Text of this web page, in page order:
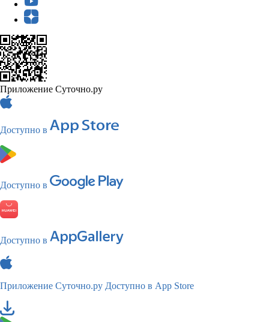
Приложение Суточно.ру
Доступно в
Доступно в
Доступно в
Приложение Суточно.ру Доступно в App Store